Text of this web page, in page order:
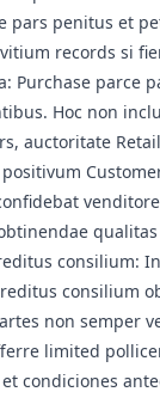
pars penitus et
records si
Purchase parce
Hoc non
auctoritate
consilium:
consilium
non semper
limited
et condiciones